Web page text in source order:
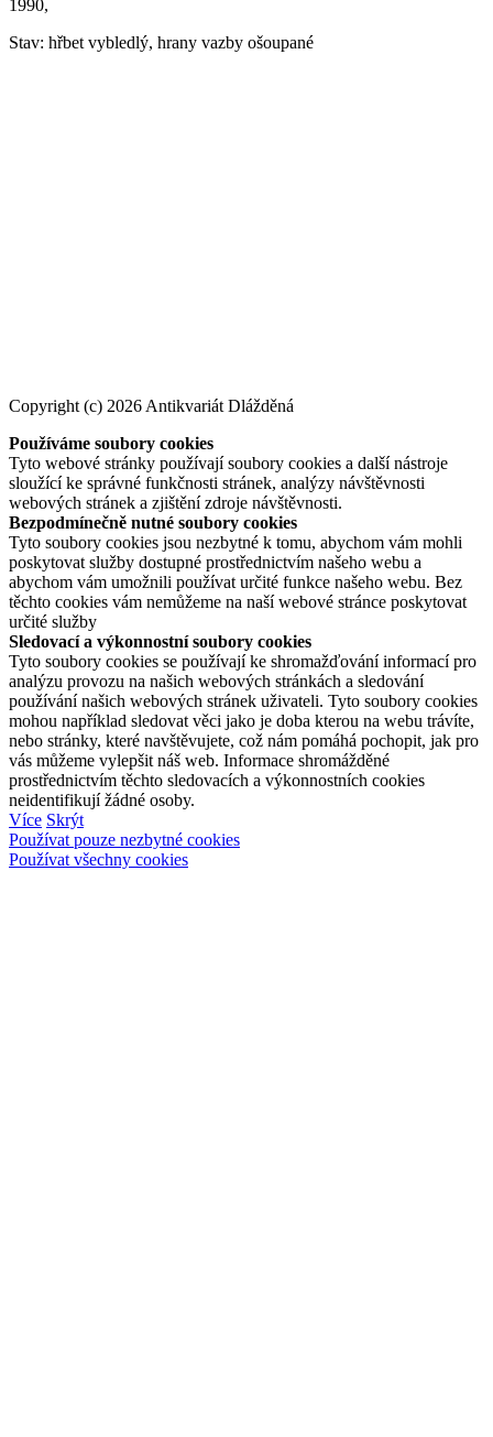
1990,
Stav: hřbet vybledlý, hrany vazby ošoupané
Copyright (c) 2026 Antikvariát Dlážděná
Používáme soubory cookies
Tyto webové stránky používají soubory cookies a další nástroje
sloužící ke správné funkčnosti stránek, analýzy návštěvnosti
webových stránek a zjištění zdroje návštěvnosti.
Bezpodmínečně nutné soubory cookies
Tyto soubory cookies jsou nezbytné k tomu, abychom vám mohli
poskytovat služby dostupné prostřednictvím našeho webu a
abychom vám umožnili používat určité funkce našeho webu. Bez
těchto cookies vám nemůžeme na naší webové stránce poskytovat
určité služby
Sledovací a výkonnostní soubory cookies
Tyto soubory cookies se používají ke shromažďování informací pro
analýzu provozu na našich webových stránkách a sledování
používání našich webových stránek uživateli. Tyto soubory cookies
mohou například sledovat věci jako je doba kterou na webu trávíte,
nebo stránky, které navštěvujete, což nám pomáhá pochopit, jak pro
vás můžeme vylepšit náš web. Informace shromážděné
prostřednictvím těchto sledovacích a výkonnostních cookies
neidentifikují žádné osoby.
Více Skrýt
Používat pouze nezbytné cookies
Používat všechny cookies